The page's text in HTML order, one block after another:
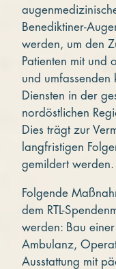
Benediktiner-
werden, um den
Patienten mit und
und umfassenden
Diensten in der
nordöstlichen
Dies trägt zur
langfristigen
gemildert werden.
Folgende
dem RTL-
werden: Bau
Ambulanz,
Ausstattung mit